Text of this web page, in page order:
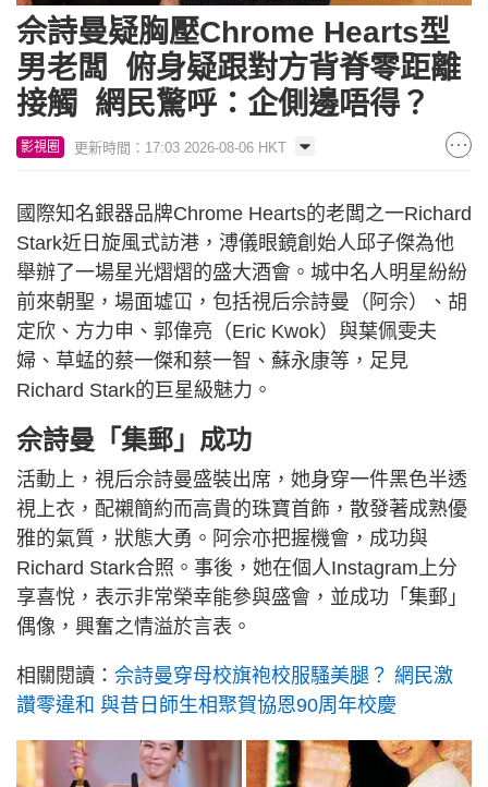
佘詩曼疑胸壓Chrome Hearts型
男老闆 俯身疑跟對方背脊零距離
接觸 網民驚呼：企側邊唔得？
影視圈 更新時間：17:03 2026-08-06 HKT
國際知名銀器品牌Chrome Hearts的老闆之一Richard
Stark近日旋風式訪港，溥儀眼鏡創始人邱子傑為他
舉辦了一場星光熠熠的盛大酒會。城中名人明星紛紛
前來朝聖，場面墟冚，包括視后佘詩曼（阿佘）、胡
定欣、方力申、郭偉亮（Eric Kwok）與葉佩雯夫
婦、草蜢的蔡一傑和蔡一智、蘇永康等，足見
Richard Stark的巨星級魅力。
佘詩曼「集郵」成功
活動上，視后佘詩曼盛裝出席，她身穿一件黑色半透
視上衣，配襯簡約而高貴的珠寶首飾，散發著成熟優
雅的氣質，狀態大勇。阿佘亦把握機會，成功與
Richard Stark合照。事後，她在個人Instagram上分
享喜悅，表示非常榮幸能參與盛會，並成功「集郵」
偶像，興奮之情溢於言表。
相關閱讀： 佘詩曼穿母校旗袍校服騷美腿？ 網民激
讚零違和 與昔日師生相聚賀協恩90周年校慶